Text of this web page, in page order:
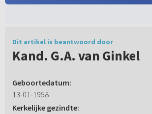
Dit artikel is beantwoord door
Kand. G.A. van Ginkel
Geboortedatum:
13-01-1958
Kerkelijke gezindte: